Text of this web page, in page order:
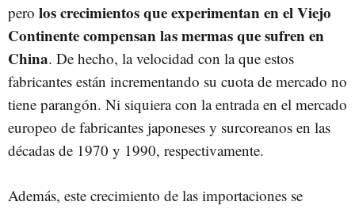
pero los crecimientos que experimentan en el Viejo
Continente compensan las mermas que sufren en
China. De hecho, la velocidad con la que estos
fabricantes están incrementando su cuota de mercado no
tiene parangón. Ni siquiera con la entrada en el mercado
europeo de fabricantes japoneses y surcoreanos en las
décadas de 1970 y 1990, respectivamente.
Además, este crecimiento de las importaciones se